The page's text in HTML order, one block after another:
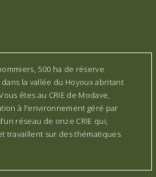
500 ha de réserve
la vallée du Hoyoux abritant
êtes au CRIE de Modave,
à l'environnement géré par
réseau de onze CRIE qui,
travaillent sur des thématiques